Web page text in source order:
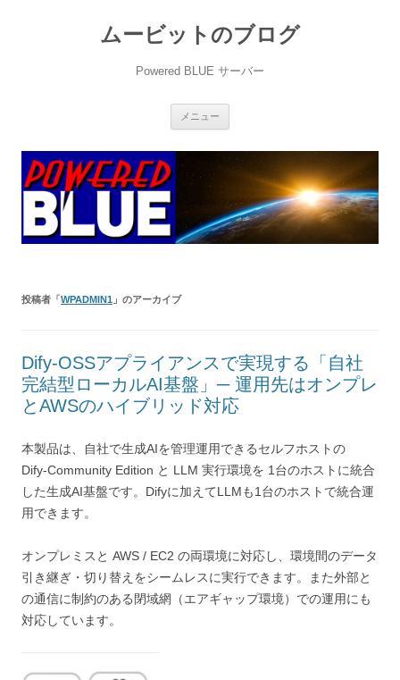
ムービットのブログ
Powered BLUE サーバー
メニュー
ツ
ッ
プ
投稿者「WPADMIN1 」のアーカイブ
Dify‑OSSアプライアンスで実現する「自社
完結型ローカルAI基盤」─ 運用先はオンプレ
とAWSのハイブリッド対応
本製品は、自社で生成AIを管理運用できるセルフホストの
Dify‑Community Edition と LLM 実行環境を 1台のホストに統合
した生成AI基盤です。Difyに加えてLLMも1台のホストで統合運
用できます。
オンプレミスと AWS / EC2 の両環境に対応し、環境間のデータ
引き継ぎ・切り替えをシームレスに実行できます。また外部と
の通信に制約のある閉域網（エアギャップ環境）での運用にも
対応しています。